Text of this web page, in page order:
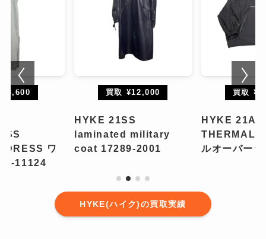
¥3,600
DRESS ワ
11124
買取 ¥12,000
HYKE 21SS
laminated military
coat 17289-2001
買取
HYKE
THERMAL
ルオーバー
HYKE(ハイク)の買取実績